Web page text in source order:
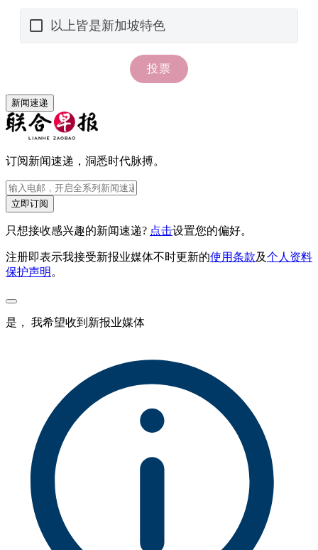
新闻速递
订阅新闻速递，洞悉时代脉搏。
立即订阅
只想接收感兴趣的新闻速递? 点击设置您的偏好。
注册即表示我接受新报业媒体不时更新的使用条款及个人资料
保护声明 。
是， 我希望收到新报业媒体